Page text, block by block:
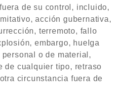
de su control, incluido,
acción gubernativa,
terremoto, fallo
embargo, huelga
o de material,
de cualquier tipo, retraso
circunstancia fuera de